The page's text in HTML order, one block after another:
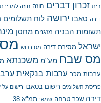
בית זכרון דברים חוזה חוזה
דירה טאבו ירושה לוח תשלומים
תשומות הבניה מזגנים מחסן
ישראל מסירת דירה מס רכוש
מס שבח מע"מ משכנתא
ערבות מכר ערבות בנקאית
פריסת תשלומים רישום בטאבו רישום על
דירה שכר טרחה שמאי תמ"א 38